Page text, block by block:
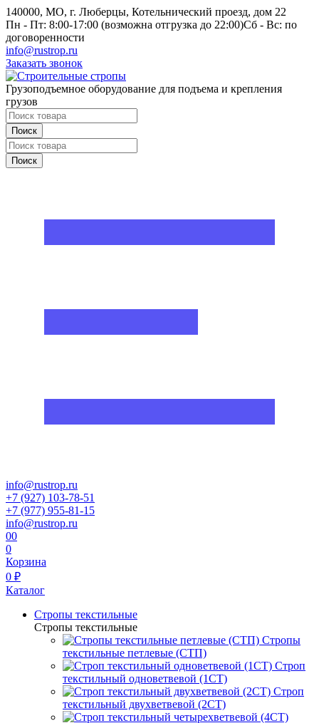
140000, МО, г. Люберцы, Котельнический проезд, дом 22
Пн - Пт: 8:00-17:00 (возможна отгрузка до 22:00)Сб - Вс: по
договоренности
info@rustrop.ru
Заказать звонок
Грузоподъемное оборудование для подъема и крепления
грузов
Поиск
Поиск
info@rustrop.ru
+7 (927) 103-78-51
+7 (977) 955-81-15
info@rustrop.ru
00
0
Корзина
0 ₽
Каталог
Стропы текстильные
Стропы текстильные
Стропы
текстильные петлевые (СТП)
Строп
текстильный одноветвевой (1СТ)
Строп
текстильный двухветвевой (2СТ)